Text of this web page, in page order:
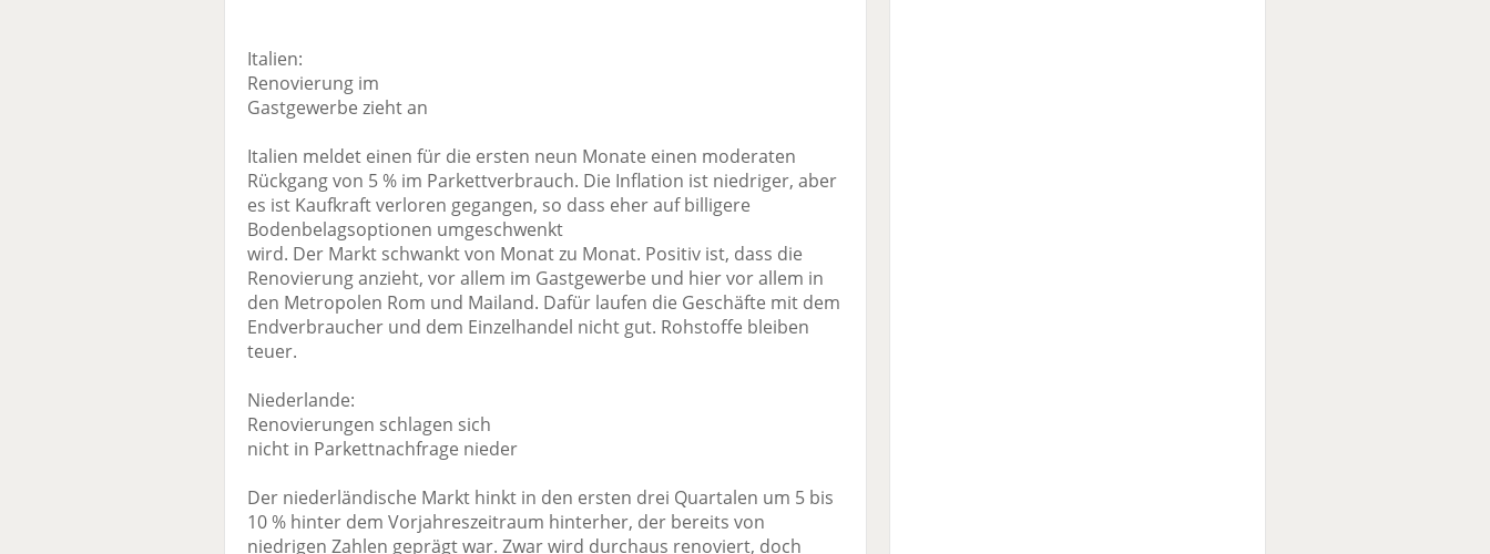
Italien:
Renovierung im
Gastgewerbe zieht an
Italien meldet einen für die ersten neun Monate einen moderaten
Rückgang von 5 % im Parkettverbrauch. Die Inflation ist niedriger, aber
es ist Kaufkraft verloren gegangen, so dass eher auf billigere
Bodenbelagsoptionen umgeschwenkt
wird. Der Markt schwankt von Monat zu Monat. Positiv ist, dass die
Renovierung anzieht, vor allem im Gastgewerbe und hier vor allem in
den Metropolen Rom und Mailand. Dafür laufen die Geschäfte mit dem
Endverbraucher und dem Einzelhandel nicht gut. Rohstoffe bleiben
teuer.
Niederlande:
Renovierungen schlagen sich
nicht in Parkettnachfrage nieder
Der niederländische Markt hinkt in den ersten drei Quartalen um 5 bis
10 % hinter dem Vorjahreszeitraum hinterher, der bereits von
niedrigen Zahlen geprägt war. Zwar wird durchaus renoviert, doch